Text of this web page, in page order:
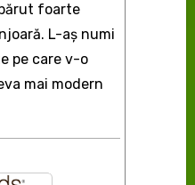
foarte
L-aş numi
pe care v-o
mai modern